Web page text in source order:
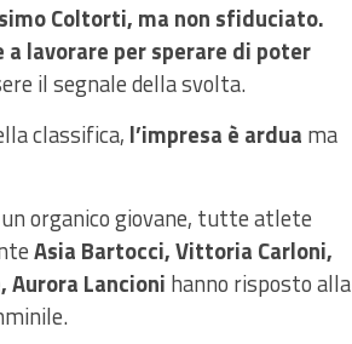
Coltorti, ma non sfiduciato.
a lavorare per sperare di poter
il segnale della svolta.
classifica, l’impresa è ardua ma
organico giovane, tutte atlete
Asia Bartocci, Vittoria Carloni,
Aurora Lancioni hanno risposto alla